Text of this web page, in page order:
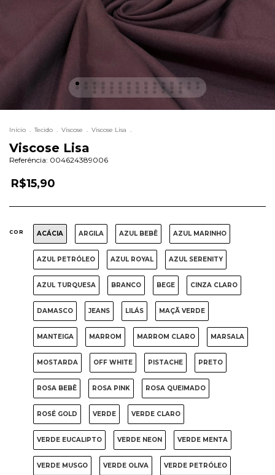
Início . Tecido . Viscose . Viscose Lisa .
Viscose Lisa
Referência: 004624389006
R$15,90
COR ACÁCIA ARGILA AZUL BEBÊ AZUL MARINHO
AZUL PETRÓLEO AZUL ROYAL AZUL SERENITY
AZUL TURQUESA BRANCO BEGE CINZA CLARO
DAMASCO JEANS LILÁS MAÇÃ VERDE
MANTEIGA MARROM MARROM CLARO MARSALA
MOSTARDA OFF WHITE PISTACHE PRETO
ROSA BEBÊ ROSA PINK ROSA QUEIMADO
ROSÉ GOLD VERDE VERDE CLARO
VERDE EUCALIPTO VERDE NEON VERDE MENTA
VERDE MUSGO VERDE OLIVA VERDE PETRÓLEO